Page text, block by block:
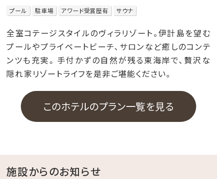
プール 駐車場 アワード受賞歴有 サウナ
全室コテージスタイルのヴィラリゾート。伊計島を望む
プールやプライベートビーチ、サロンなど癒しのコンテ
ンツも充実。 手付かずの自然が残る東海岸で、贅沢な
隠れ家リゾートライフを是非ご堪能ください。
このホテルのプラン一覧を見る
施設からのお知らせ